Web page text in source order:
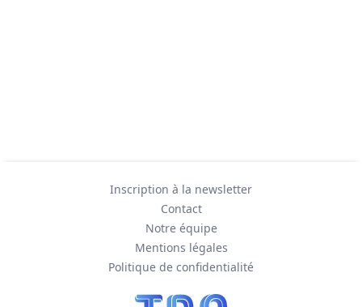
Inscription à la newsletter
Contact
Notre équipe
Mentions légales
Politique de confidentialité